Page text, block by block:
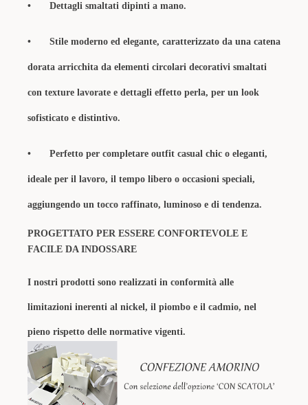
• Dettagli smaltati dipinti a mano.
• Stile moderno ed elegante, caratterizzato da una catena
dorata arricchita da elementi circolari decorativi smaltati
con texture lavorate e dettagli effetto perla, per un look
sofisticato e distintivo.
• Perfetto per completare outfit casual chic o eleganti,
ideale per il lavoro, il tempo libero o occasioni speciali,
aggiungendo un tocco raffinato, luminoso e di tendenza.
PROGETTATO PER ESSERE CONFORTEVOLE E
FACILE DA INDOSSARE
I nostri prodotti sono realizzati in conformità alle
limitazioni inerenti al nickel, il piombo e il cadmio, nel
pieno rispetto delle normative vigenti.